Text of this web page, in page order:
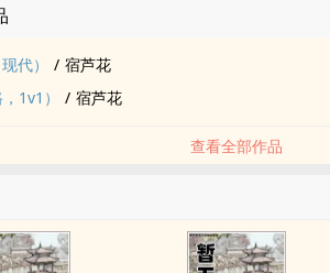
代） / 宿芦花
1v1）
/ 宿芦花
查看全部作品